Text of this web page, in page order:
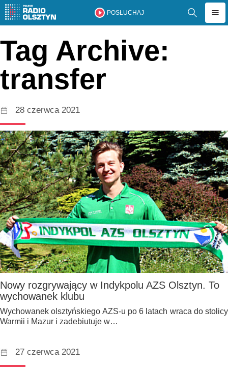
POSŁUCHAJ
Tag Archive:
transfer
28 czerwca 2021
Nowy rozgrywający w Indykpolu AZS Olsztyn. To
wychowanek klubu
Wychowanek olsztyńskiego AZS-u po 6 latach wraca do stolicy
Warmii i Mazur i zadebiutuje w…
27 czerwca 2021